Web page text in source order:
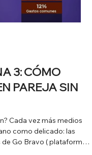
EMPLEADOS
POR
practicar inglés
al entorno laboral y
trata solo de aprender,
en la
o inseguridad y así lo
, en